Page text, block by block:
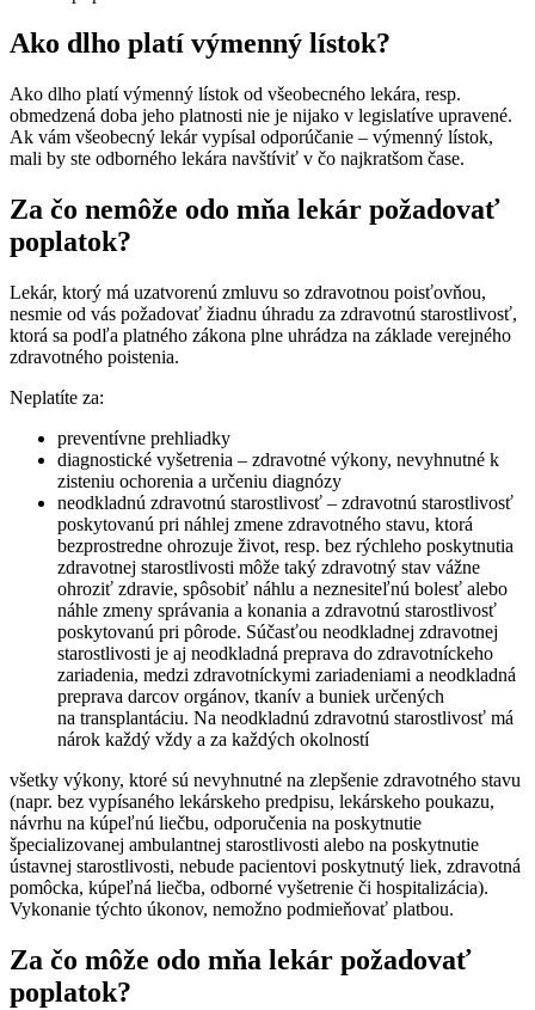
Ako dlho platí výmenný lístok?
Ako dlho platí výmenný lístok od všeobecného lekára, resp.
obmedzená doba jeho platnosti nie je nijako v legislatíve upravené.
Ak vám všeobecný lekár vypísal odporúčanie – výmenný lístok,
mali by ste odborného lekára navštíviť v čo najkratšom čase.
Za čo nemôže odo mňa lekár požadovať
poplatok?
Lekár, ktorý má uzatvorenú zmluvu so zdravotnou poisťovňou,
nesmie od vás požadovať žiadnu úhradu za zdravotnú starostlivosť,
ktorá sa podľa platného zákona plne uhrádza na základe verejného
zdravotného poistenia.
Neplatíte za:
preventívne prehliadky
diagnostické vyšetrenia – zdravotné výkony, nevyhnutné k
zisteniu ochorenia a určeniu diagnózy
neodkladnú zdravotnú starostlivosť – zdravotnú starostlivosť
poskytovanú pri náhlej zmene zdravotného stavu, ktorá
bezprostredne ohrozuje život, resp. bez rýchleho poskytnutia
zdravotnej starostlivosti môže taký zdravotný stav vážne
ohroziť zdravie, spôsobiť náhlu a neznesiteľnú bolesť alebo
náhle zmeny správania a konania a zdravotnú starostlivosť
poskytovanú pri pôrode. Súčasťou neodkladnej zdravotnej
starostlivosti je aj neodkladná preprava do zdravotníckeho
zariadenia, medzi zdravotníckymi zariadeniami a neodkladná
preprava darcov orgánov, tkanív a buniek určených
na transplantáciu. Na neodkladnú zdravotnú starostlivosť má
nárok každý vždy a za každých okolností
všetky výkony, ktoré sú nevyhnutné na zlepšenie zdravotného stavu
(napr. bez vypísaného lekárskeho predpisu, lekárskeho poukazu,
návrhu na kúpeľnú liečbu, odporučenia na poskytnutie
špecializovanej ambulantnej starostlivosti alebo na poskytnutie
ústavnej starostlivosti, nebude pacientovi poskytnutý liek, zdravotná
pomôcka, kúpeľná liečba, odborné vyšetrenie či hospitalizácia).
Vykonanie týchto úkonov, nemožno podmieňovať platbou.
Za čo môže odo mňa lekár požadovať
poplatok?